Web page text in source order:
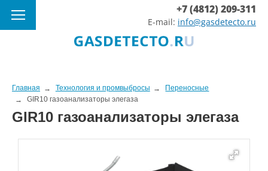
+7 (4812) 209-311
E-mail: info@gasdetecto.ru
Главная Технология и промвыбросы
Переносные
GIR10 газоанализаторы элегаза
GIR10 газоанализаторы элегаза